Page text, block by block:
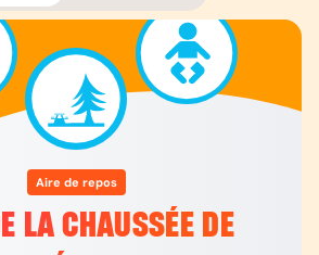
Aire de repos
LA CHAUSSÉE DE